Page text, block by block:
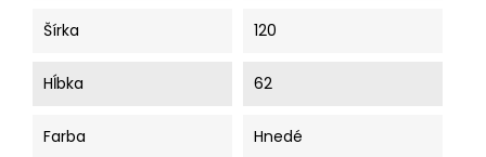
Šírka 120
Hĺbka 62
Farba Hnedé